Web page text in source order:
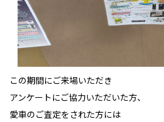
この期間にご来場いただき
アンケートにご協力いただいた方、
愛車のご査定をされた方には